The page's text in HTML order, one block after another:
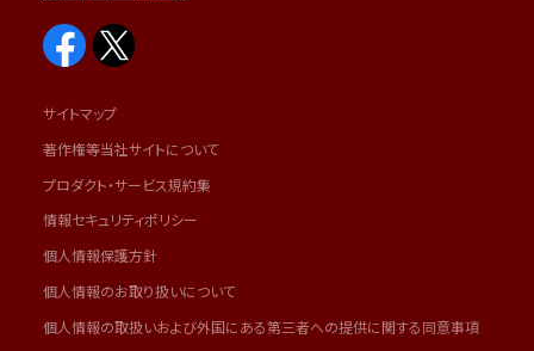
サイトマップ
著作権等当社サイトについて
プロダクト・サービス規約集
情報セキュリティポリシー
個人情報保護方針
個人情報のお取り扱いについて
個人情報の取扱いおよび外国にある第三者への提供に関する同意事項